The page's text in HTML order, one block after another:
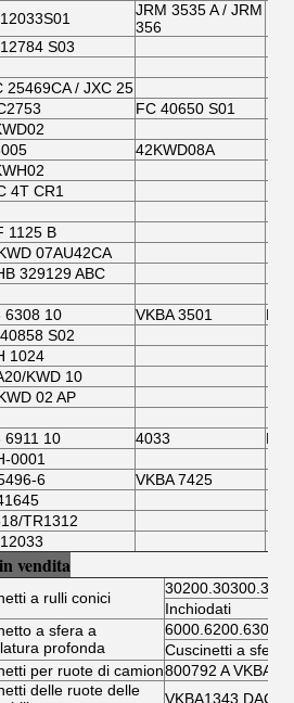
JRM 3535 A / JRM
356
S03
25469CA / JXC 25
FC 40650 S01
42KWD08A
4T CR1
1125 B
07AU42CA
329129 ABC
6308 10 VKBA 3501
FC
S02
1024
KWD 10
02 AP
6911 10 4033
0001
6
VKBA 7425
TR1312
vendita
a rulli conici
Inchiodati
a sfera a
profonda
Cuscinetti a sfera
per ruote di camion800792 A VKBA
delle ruote delle
VKBA1343